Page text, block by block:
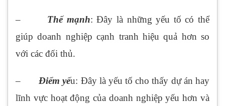
– Thế mạnh: Đây là những yếu tố có thể
giúp doanh nghiệp cạnh tranh hiệu quả hơn so
với các đối thủ.
–Điểm yếu: Đây là yếu tố cho thấy dự án hay
lĩnh vực hoạt động của doanh nghiệp yếu hơn và